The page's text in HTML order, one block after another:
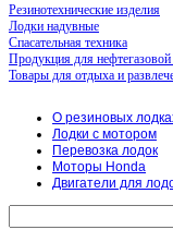
Резинотехнические изделия
Лодки надувные
Спасательная техника
Продукция для нефтегазовой
Товары для отдыха и
О резиновых
Лодки с мотором
Перевозка лодок
Моторы Honda
Двигатели для